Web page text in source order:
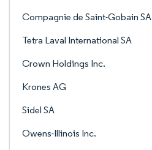
Compagnie de Saint-Gobain SA
Tetra Laval International SA
Crown Holdings Inc.
Krones AG
Sidel SA
Owens-Illinois Inc.